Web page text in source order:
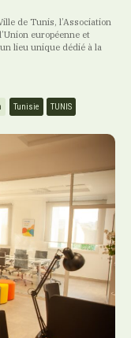
de Tunis, l’Association
européenne et
lieu unique dédié à la
Tunisie TUNIS